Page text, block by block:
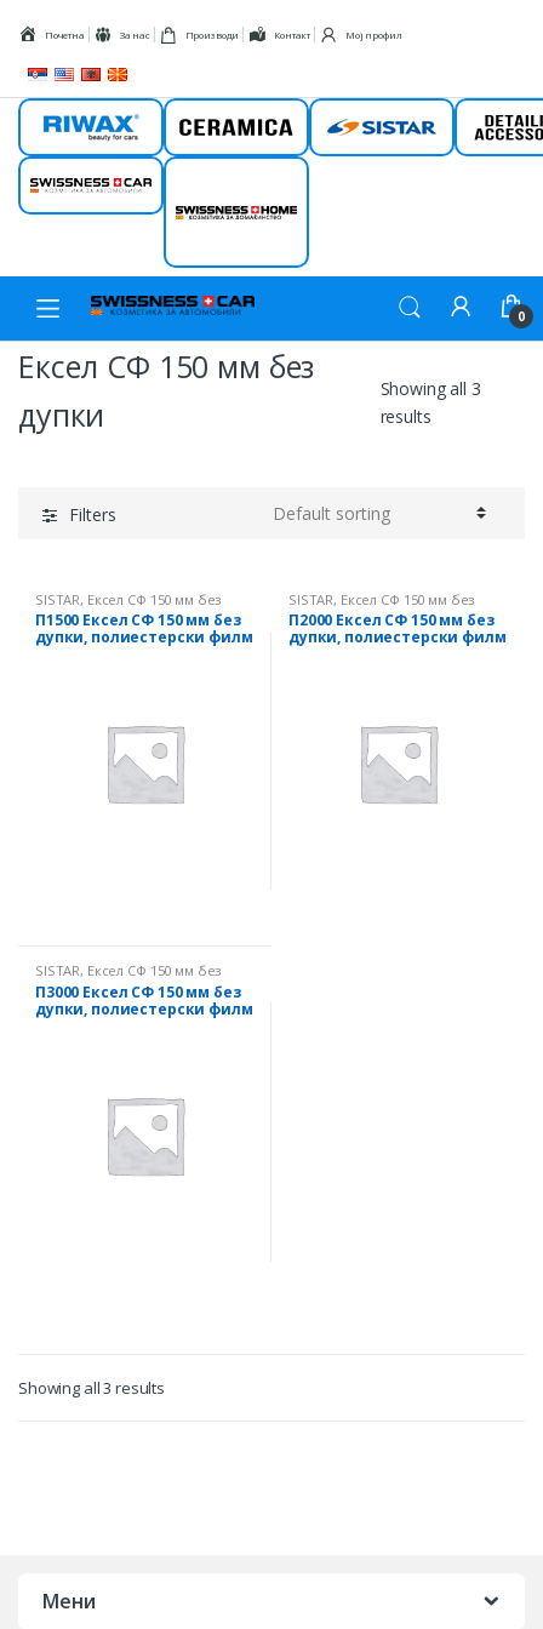
Почетна За нас Производи Контакт Мој профил
Riwax Ceramica Sistar
Swissness car
0
Ексел СФ 150 мм без
дупки
Showing all 3
results
Filters
SISTAR, Ексел СФ 150 мм без
дупки
П1500 Ексел СФ 150 мм без
дупки, полиестерски филм
SISTAR, Ексел СФ 150 мм без
дупки
П2000 Ексел СФ 150 мм без
дупки, полиестерски филм
SISTAR, Ексел СФ 150 мм без
дупки
П3000 Ексел СФ 150 мм без
дупки, полиестерски филм
Showing all 3 results
Мени